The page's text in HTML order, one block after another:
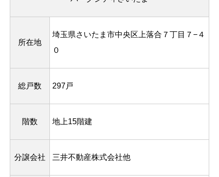
所在地
埼玉県さいたま市中央区上落合７丁目７−４
０
総戸数 297戸
階数 地上15階建
分譲会社 三井不動産株式会社他